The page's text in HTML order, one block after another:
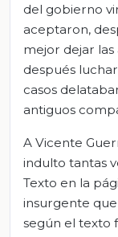
del gobierno
aceptaron,
mejor dejar
después
casos
antiguos
A Vicente
indulto tantas
Texto en la
insurgente
según el texto